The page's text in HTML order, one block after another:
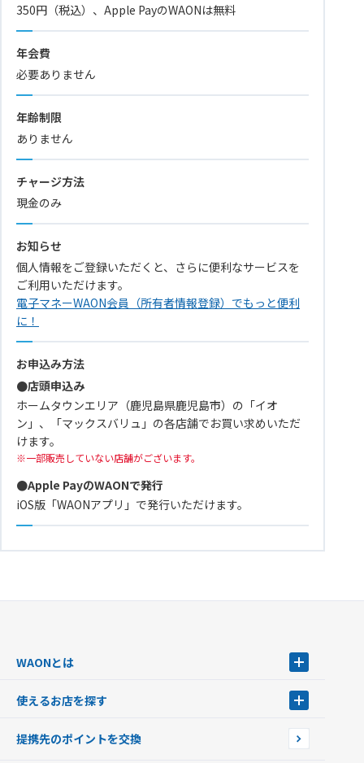
350円（税込）、Apple PayのWAONは無料
年会費
必要ありません
年齢制限
ありません
チャージ方法
現金のみ
お知らせ
個人情報をご登録いただくと、さらに便利なサービスを
ご利用いただけます。
電子マネーWAON会員（所有者情報登録）でもっと便利
に！
お申込み方法
●店頭申込み
ホームタウンエリア（鹿児島県鹿児島市）の「イオ
ン」、「マックスバリュ」の各店舗でお買い求めいただ
けます。
一部販売していない店舗がございます。
●Apple PayのWAONで発行
iOS版「WAONアプリ」で発行いただけます。
WAONとは
WAONを申込む
インターネット上でのお買い物について（ネット決済）
使えるお店を探す
店舗検索
提携先のポイントを交換